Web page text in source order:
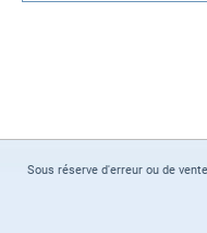
Sous réserve d'erreur ou de